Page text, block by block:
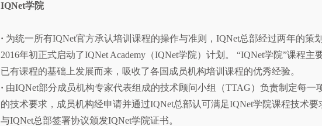
IQNet学院
· 为统一所有IQNet官方承认培训课程的操作与准则，IQNet总部经过两年的策
2016年初正式启动了IQNet Academy（IQNet学院）计划。 “IQNet学院”课程主
已有课程的基础上发展而来，吸收了各国成员机构培训课程的优秀经验。
· 由IQNet部分成员机构专家代表组成的技术顾问小组（TTAG）负责制定每一
的技术要求，成员机构经申请并通过IQNet总部认可满足IQNet学院课程技术要
与IQNet总部签署协议颁发IQNet学院证书。